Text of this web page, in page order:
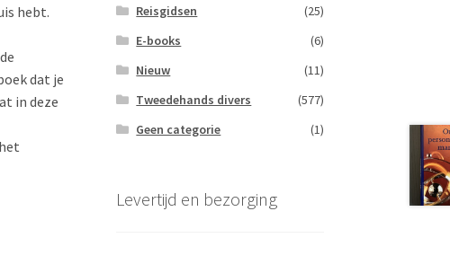
hebt.
dat je
in deze
Reisgidsen
(25)
E-books
(6)
Nieuw
(11)
Tweedehands divers
(577)
Geen categorie
(1)
Levertijd en bezorging